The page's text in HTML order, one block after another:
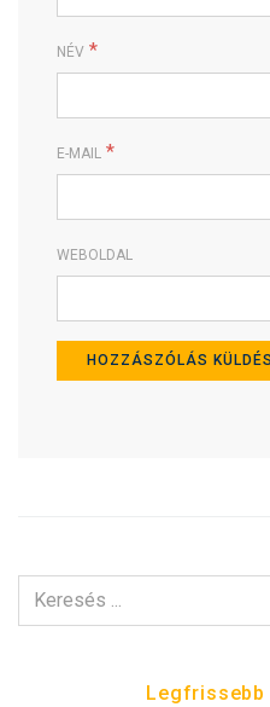
NÉV *
E-MAIL *
WEBOLDAL
ERRE:
Legfrissebb